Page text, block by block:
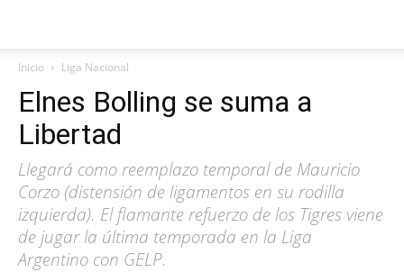
Inicio Liga Nacional
Elnes Bolling se suma a
Libertad
Llegará como reemplazo temporal de Mauricio
Corzo (distensión de ligamentos en su rodilla
izquierda). El flamante refuerzo de los Tigres viene
de jugar la última temporada en la Liga
Argentino con GELP.